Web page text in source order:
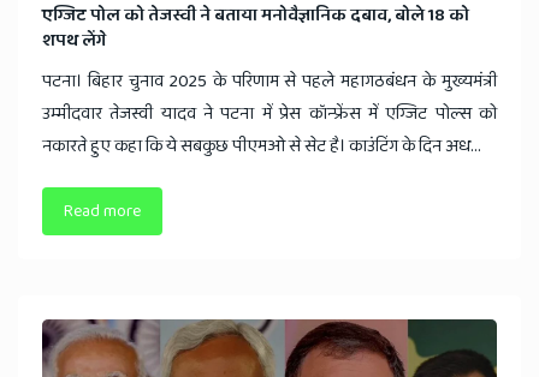
​एग्जिट पोल को तेजस्वी ने बताया मनोवैज्ञानिक दबाव, बोले 18 को
शपथ लेंगे
पटना। बिहार चुनाव 2025 के परिणाम से पहले महागठबंधन के मुख्यमंत्री
उम्मीदवार तेजस्वी यादव ने पटना में प्रेस कॉन्फ्रेंस में एग्जिट पोल्स को
नकारते हुए कहा कि ये सबकुछ पीएमओ से सेट है। काउंटिंग के दिन अध...
Read more